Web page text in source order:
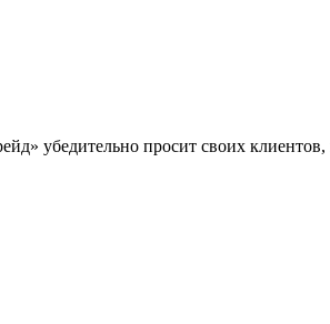
убедительно просит своих